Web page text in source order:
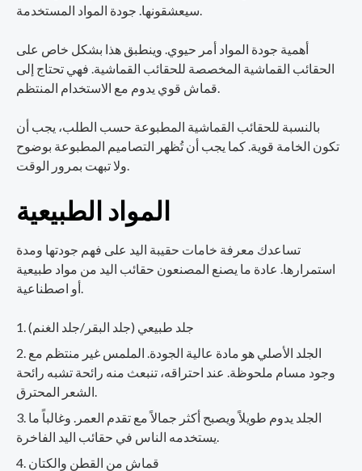
أهمية جودة المواد أمر حيوي. وينطبق هذا بشكل خاص على
الحقائب القماشية المخصصة للحقائب القماشية. فهي تحتاج إلى
بالنسبة للحقائب القماشية المطبوعة حسب الطلب، يجب أن
تكون الخامة قوية. كما يجب أن تُظهر التصاميم المطبوعة بوضوح
المواد الطبيعية
تساعدك معرفة خامات حقيبة اليد على فهم جودتها ومدة
استمرارها. عادة ما يصنع المصنعون حقائب اليد من مواد طبيعية
جلد طبيعي (جلد البقر/جلد الغنم)
الجلد الأصلي هو مادة عالية الجودة. الملمس غير منتظم مع
وجود مسام ملحوظة. عند احتراقه، تنبعث منه رائحة تشبه رائحة
الجلد يدوم طويلاً ويصبح أكثر جمالاً مع تقدم العمر. وغالباً ما
قماش من القطن والكتان